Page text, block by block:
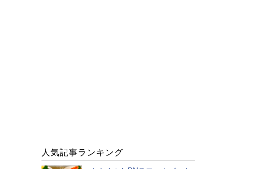
人気記事ランキング